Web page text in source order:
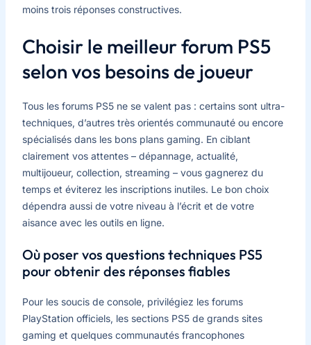
moins trois réponses constructives.
Choisir le meilleur forum PS5
selon vos besoins de joueur
Tous les forums PS5 ne se valent pas : certains sont ultra-
techniques, d’autres très orientés communauté ou encore
spécialisés dans les bons plans gaming. En ciblant
clairement vos attentes – dépannage, actualité,
multijoueur, collection, streaming – vous gagnerez du
temps et éviterez les inscriptions inutiles. Le bon choix
dépendra aussi de votre niveau à l’écrit et de votre
aisance avec les outils en ligne.
Où poser vos questions techniques PS5
pour obtenir des réponses fiables
Pour les soucis de console, privilégiez les forums
PlayStation officiels, les sections PS5 de grands sites
gaming et quelques communautés francophones